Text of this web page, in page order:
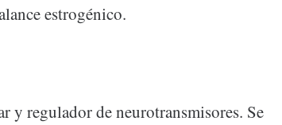
estrogénico.
y regulador de neurotransmisores. Se